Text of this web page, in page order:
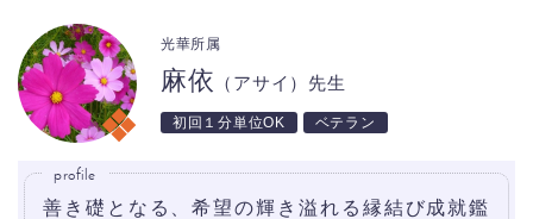
麻依 （アサイ）先生
光華所属
初回１分単位OK ベテラン
profile
善き礎となる、希望の輝き溢れる縁結び成就鑑